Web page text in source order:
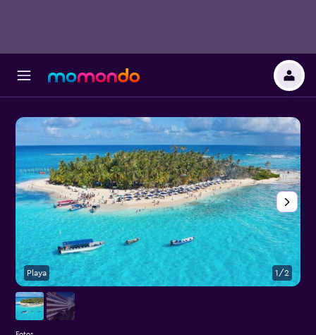
Playa 1/2